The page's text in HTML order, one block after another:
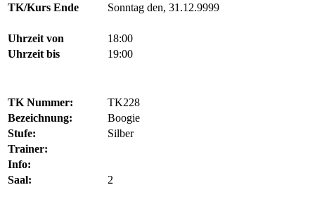
TK/Kurs Ende
Sonntag den, 31.12.9999
Uhrzeit von
18:00
Uhrzeit bis
19:00
TK Nummer:
TK228
Bezeichnung:
Boogie
Stufe:
Silber
Trainer:
Info:
Saal:
2